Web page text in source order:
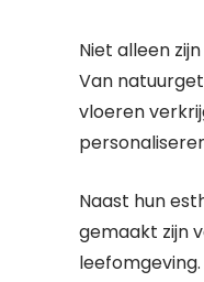
Niet alleen
Van
vloeren
Naast hun
gemaakt zijn
leefomgeving.